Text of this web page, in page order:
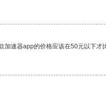
速器app的价格应该在50元以下才